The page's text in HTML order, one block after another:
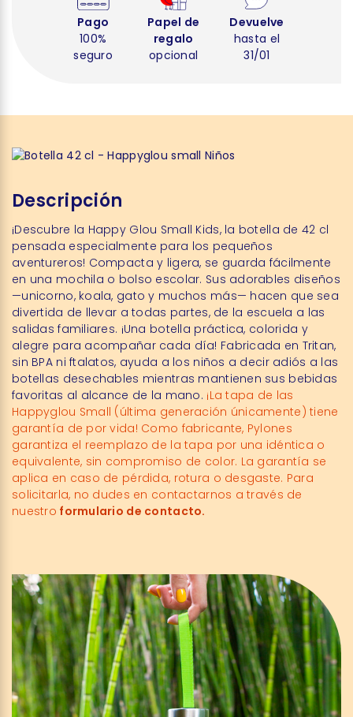
Pago
100%
seguro
Papel de
regalo
opcional
Devuelve
hasta el
31/01
Descripción
¡Descubre la Happy Glou Small Kids, la botella de 42 cl
pensada especialmente para los pequeños
aventureros! Compacta y ligera, se guarda fácilmente
en una mochila o bolso escolar. Sus adorables diseños
—unicorno, koala, gato y muchos más— hacen que sea
divertida de llevar a todas partes, de la escuela a las
salidas familiares. ¡Una botella práctica, colorida y
alegre para acompañar cada día! Fabricada en Tritan,
sin BPA ni ftalatos, ayuda a los niños a decir adiós a las
botellas desechables mientras mantienen sus bebidas
favoritas al alcance de la mano. ¡La tapa de las
Happyglou Small (última generación únicamente) tiene
garantía de por vida! Como fabricante, Pylones
garantiza el reemplazo de la tapa por una idéntica o
equivalente, sin compromiso de color. La garantía se
aplica en caso de pérdida, rotura o desgaste. Para
solicitarla, no dudes en contactarnos a través de
nuestro formulario de contacto.